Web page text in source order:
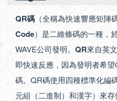
QR碼 （全稱為快速響應矩陣
Code）是二維條碼的一種，
WAVE公司發明。 QR來自英文
即快速反應，因為發明者希
碼。QR碼使用四種標準化編
元組（二進制）和漢字）來